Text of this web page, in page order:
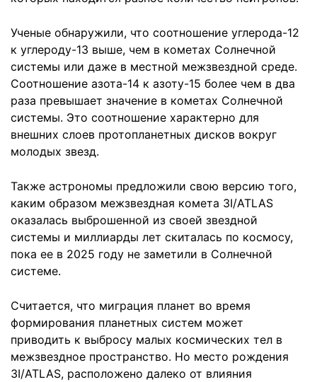
Ученые обнаружили, что соотношение углерода-12
к углероду-13 выше, чем в кометах Солнечной
системы или даже в местной межзвездной среде.
Соотношение азота-14 к азоту-15 более чем в два
раза превышает значение в кометах Солнечной
системы. Это соотношение характерно для
внешних слоев протопланетных дисков вокруг
молодых звезд.
Также астрономы предложили свою версию того,
каким образом межзвездная комета 3I/ATLAS
оказалась выброшенной из своей звездной
системы и миллиарды лет скиталась по космосу,
пока ее в 2025 году не заметили в Солнечной
системе.
Считается, что миграция планет во время
формирования планетных систем может
приводить к выбросу малых космических тел в
межзвездное пространство. Но место рождения
3I/ATLAS, расположено далеко от влияния